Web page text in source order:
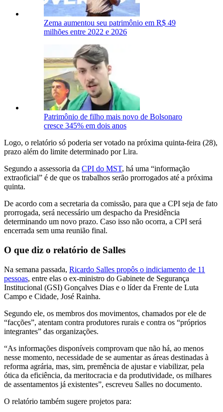
Zema aumentou seu patrimônio em R$ 49
milhões entre 2022 e 2026
Patrimônio de filho mais novo de Bolsonaro
cresce 345% em dois anos
Logo, o relatório só poderia ser votado na próxima quinta-feira (28),
prazo além do limite determinado por Lira.
Segundo a assessoria da CPI do MST, há uma “informação
extraoficial” é de que os trabalhos serão prorrogados até a próxima
quinta.
De acordo com a secretaria da comissão, para que a CPI seja de fato
prorrogada, será necessário um despacho da Presidência
determinando um novo prazo. Caso isso não ocorra, a CPI será
encerrada sem uma reunião final.
O que diz o relatório de Salles
Na semana passada, Ricardo Salles propôs o indiciamento de 11
pessoas, entre elas o ex-ministro do Gabinete de Segurança
Institucional (GSI) Gonçalves Dias e o líder da Frente de Luta
Campo e Cidade, José Rainha.
Segundo ele, os membros dos movimentos, chamados por ele de
“facções”, atentam contra produtores rurais e contra os “próprios
integrantes” das organizações.
“As informações disponíveis comprovam que não há, ao menos
nesse momento, necessidade de se aumentar as áreas destinadas à
reforma agrária, mas, sim, premência de ajustar e viabilizar, pela
ótica da eficiência, da meritocracia e da produtividade, os milhares
de assentamentos já existentes”, escreveu Salles no documento.
O relatório também sugere projetos para: